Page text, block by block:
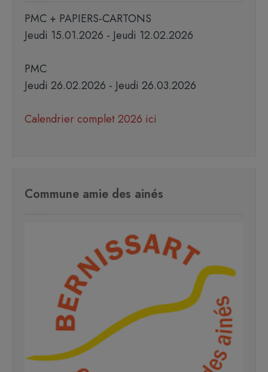
PMC + PAPIERS-CARTONS
Jeudi 15.01.2026 - Jeudi 12.02.2026
PMC
Jeudi 26.02.2026 - Jeudi 26.03.2026
Calendrier complet 2026 ici
Commune amie des ainés